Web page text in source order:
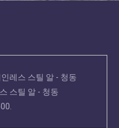
레스 스틸 알 - 청동
스틸 알 - 청동